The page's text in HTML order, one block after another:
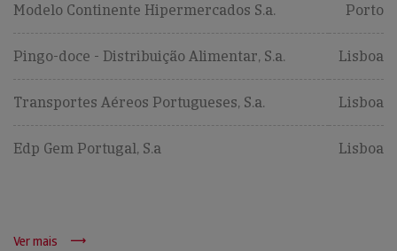
Modelo Continente Hipermercados S.a. Porto
Pingo-doce - Distribuição Alimentar, S.a. Lisboa
Transportes Aéreos Portugueses, S.a. Lisboa
Edp Gem Portugal, S.a Lisboa
Ver mais